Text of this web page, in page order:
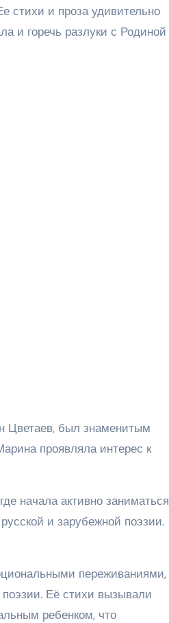
стихи и проза удивительно
и горечь разлуки с Родиной
Цветаев, был знаменитым
проявляла интерес к
начала активно заниматься
и зарубежной поэзии.
переживаниями,
Её стихи вызывали
ребенком, что